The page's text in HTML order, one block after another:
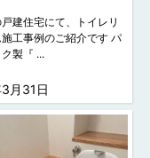
建住宅にて、トイレリ
工事例のご紹介です パ
製『 ...
月31日